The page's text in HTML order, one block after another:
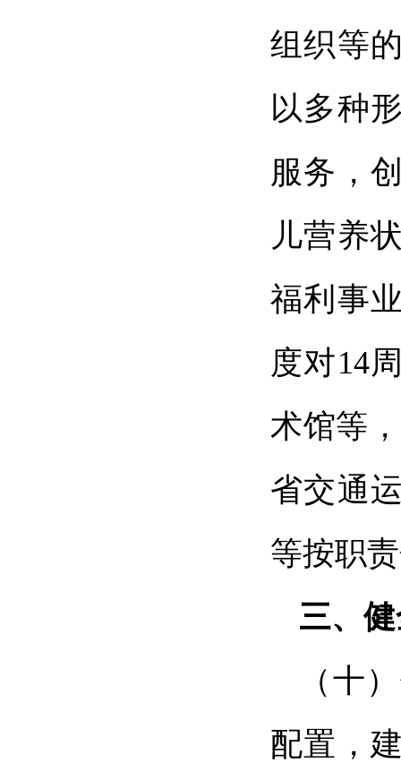
组织等
以多种
服务，
儿营养
福利事
度对14
术馆等
省交通
等按职
三、
（十
配置，